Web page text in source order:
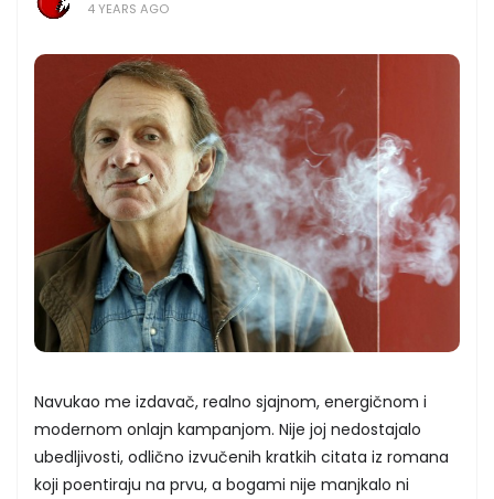
4 YEARS AGO
Navukao me izdavač, realno sjajnom, energičnom i
modernom onlajn kampanjom. Nije joj nedostajalo
ubedljivosti, odlično izvučenih kratkih citata iz romana
koji poentiraju na prvu, a bogami nije manjkalo ni